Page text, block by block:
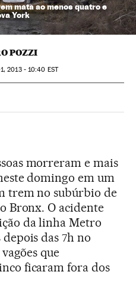
mata ao menos quatro e
York
POZZI
2013 - 10:40 EST
Sociales
morreram e mais
domingo em um
trem no subúrbio de
Bronx. O acidente
da linha Metro
das 7h no
que
ficaram fora dos